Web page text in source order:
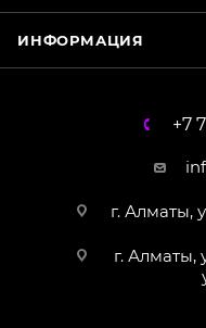
ИНФОРМАЦИЯ
+7
г. Алматы,
г. Алматы,